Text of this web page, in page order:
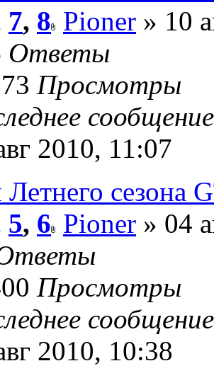
7, 8 Pioner » 10
Ответы
Просмотры
2010, 11:07
Летнего сезона
5, 6 Pioner » 04
Просмотры
2010, 10:38